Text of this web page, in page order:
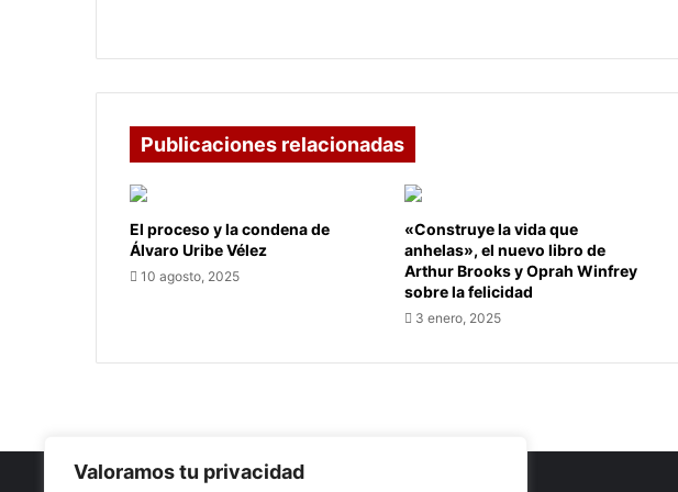
Valoramos tu privacidad
Molano
de
Publicaciones relacionadas
El proceso y la condena de
Álvaro Uribe Vélez
10 agosto, 2025
«Construye la vida que
anhelas», el nuevo libro de
Arthur Brooks y Oprah Winfrey
sobre la felicidad
3 enero, 2025